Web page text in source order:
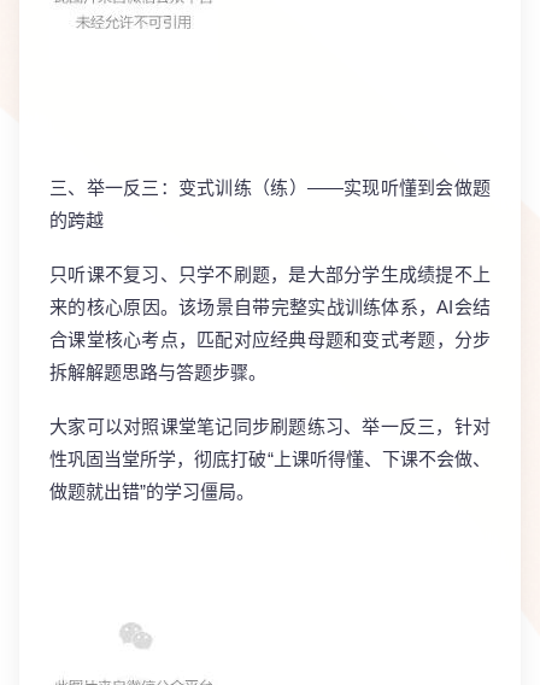
三、举一反三：变式训练（练）——实现听懂到会做题
的跨越
只听课不复习、只学不刷题，是大部分学生成绩提不上
来的核心原因。该场景自带完整实战训练体系，AI会结
合课堂核心考点，匹配对应经典母题和变式考题，分步
拆解解题思路与答题步骤。
大家可以对照课堂笔记同步刷题练习、举一反三，针对
性巩固当堂所学，彻底打破“上课听得懂、下课不会做、
做题就出错”的学习僵局。